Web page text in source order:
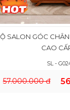
SALON GÓC
CAO
SL -
57.000.000 đ